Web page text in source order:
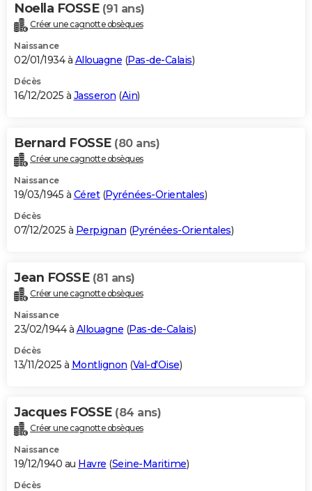
Noella FOSSE (91 ans)
Créer une cagnotte obsèques
Naissance
02/01/1934 à Allouagne (Pas-de-Calais)
Décès
16/12/2025 à Jasseron (Ain)
Bernard FOSSE (80 ans)
Créer une cagnotte obsèques
Naissance
19/03/1945 à Céret(Pyrénées-Orientales)
Décès
07/12/2025 à Perpignan (Pyrénées-Orientales)
Jean FOSSE (81 ans)
Créer une cagnotte obsèques
Naissance
23/02/1944 à Allouagne (Pas-de-Calais)
Décès
13/11/2025 à Montlignon (Val-d'Oise)
Jacques FOSSE (84 ans)
Créer une cagnotte obsèques
Naissance
19/12/1940 au Havre (Seine-Maritime)
Décès